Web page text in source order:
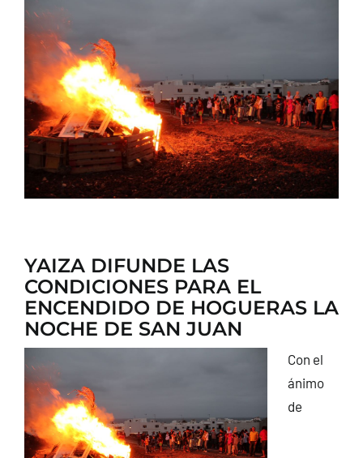
CONTACTO
YAIZA DIFUNDE LAS
CONDICIONES PARA EL
ENCENDIDO DE HOGUERAS LA
NOCHE DE SAN JUAN
Con el
ánimo
de